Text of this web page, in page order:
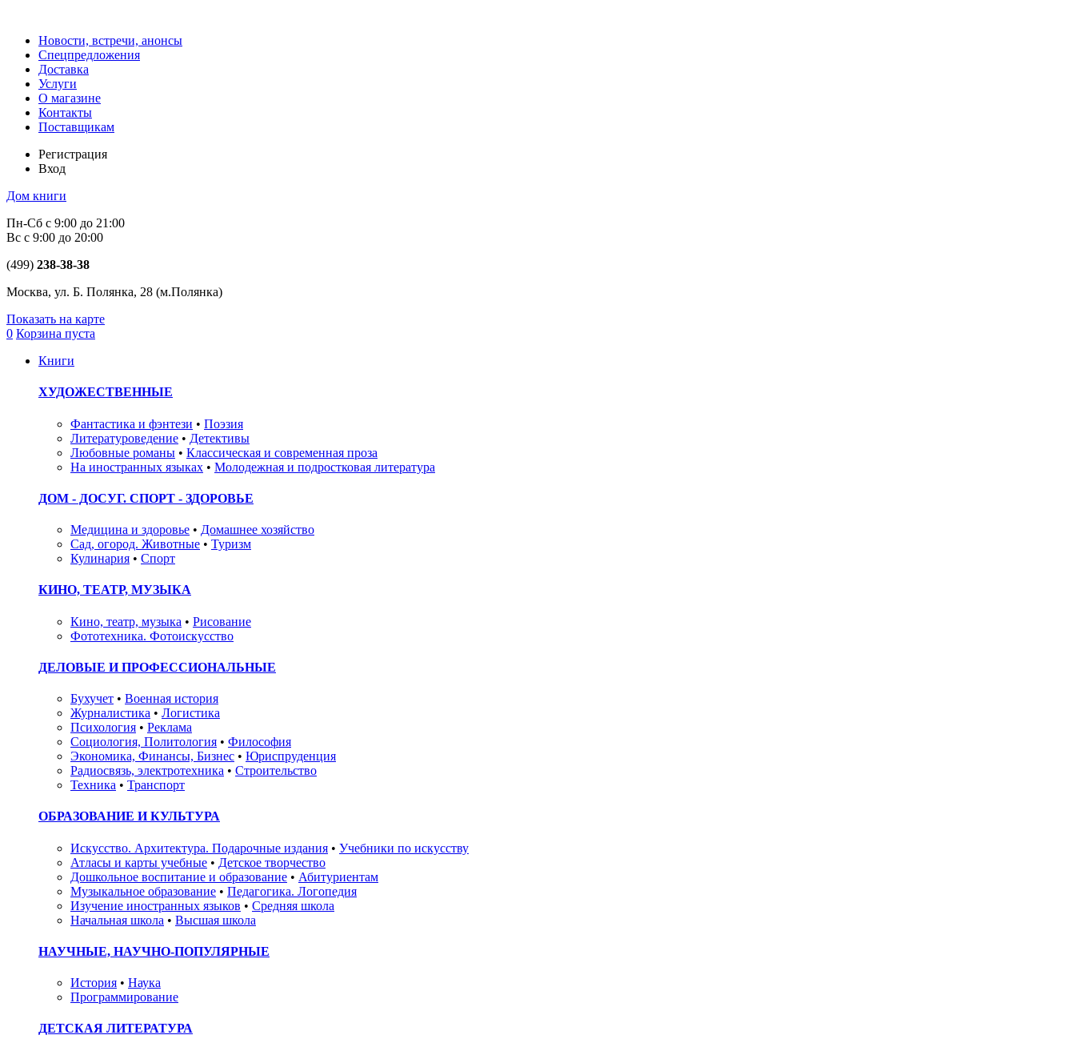
Новости, встречи, анонсы
Спецпредложения
Доставка
Услуги
О магазине
Контакты
Поставщикам
Регистрация
Вход
Дом книги
Пн-Сб с 9:00 до 21:00
Вс с 9:00 до 20:00
(499) 238-38-38
Москва, ул. Б. Полянка, 28 (м.Полянка)
Показать на карте
0 Корзина пуста
Книги
ХУДОЖЕСТВЕННЫЕ
Фантастика и фэнтези • Поэзия
Литературоведение • Детективы
Любовные романы • Классическая и современная проза
На иностранных языках • Молодежная и подростковая литература
ДОМ - ДОСУГ. СПОРТ - ЗДОРОВЬЕ
Медицина и здоровье • Домашнее хозяйство
Сад, огород. Животные • Туризм
Кулинария • Спорт
КИНО, ТЕАТР, МУЗЫКА
Кино, театр, музыка • Рисование
Фототехника. Фотоискусство
ДЕЛОВЫЕ И ПРОФЕССИОНАЛЬНЫЕ
Бухучет • Военная история
Журналистика • Логистика
Психология • Реклама
Социология, Политология • Философия
Экономика, Финансы, Бизнес • Юриспруденция
Радиосвязь, электротехника • Строительство
Техника • Транспорт
ОБРАЗОВАНИЕ И КУЛЬТУРА
Искусство. Архитектура. Подарочные издания • Учебники по искусству
Атласы и карты учебные • Детское творчество
Дошкольное воспитание и образование • Абитуриентам
Музыкальное образование • Педагогика. Логопедия
Изучение иностранных языков • Средняя школа
Начальная школа • Высшая школа
НАУЧНЫЕ, НАУЧНО-ПОПУЛЯРНЫЕ
История • Наука
Программирование
ДЕТСКАЯ ЛИТЕРАТУРА